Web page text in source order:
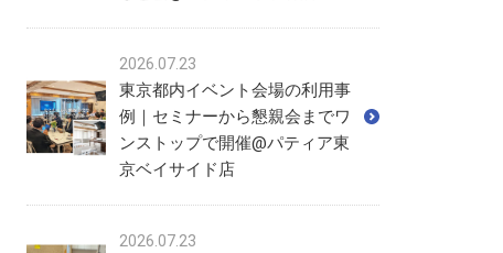
2026.07.23
東京都内イベント会場の利用事
例｜セミナーから懇親会までワ
ンストップで開催@パティア東
京ベイサイド店
2026.07.23